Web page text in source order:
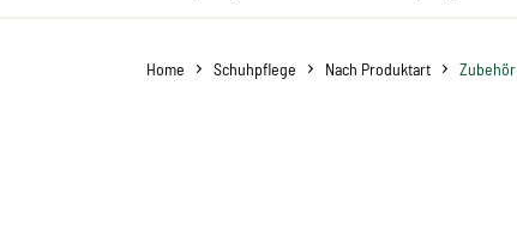
Home Schuhpflege Nach Produktart Zubehör